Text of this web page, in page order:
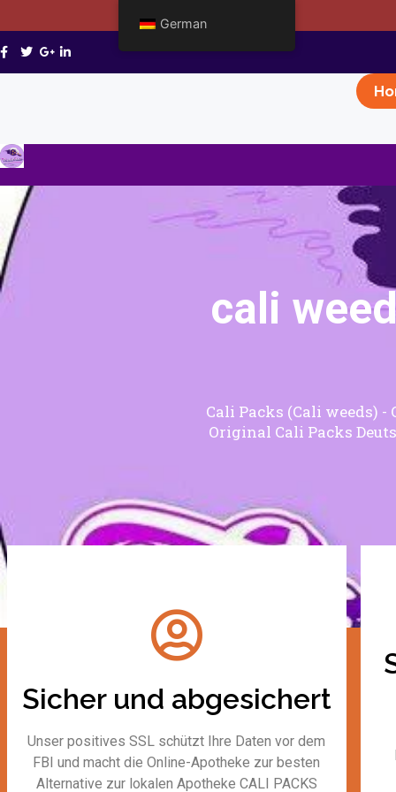
cali
Cali Packs (Cali weeds)
Original Cali Packs
Sicher und abgesichert
Unser positives SSL schützt Ihre Daten vor dem
FBI und macht die Online-Apotheke zur besten
Alternative zur lokalen Apotheke CALI PACKS
German